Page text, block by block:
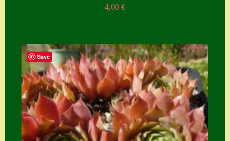
Semps von A – Z
Shop
Suche
Sue Thomas
Translator
4,00 €
Save